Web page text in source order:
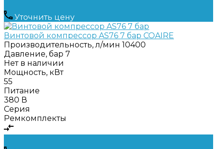
Уточнить цену
Винтовой компрессор AS76 7 бар COAIRE
Производительность, л/мин 10400
Давление, бар 7
Нет в наличии
Мощность, кВт
55
Питание
380 В
Серия
Ремкомплекты